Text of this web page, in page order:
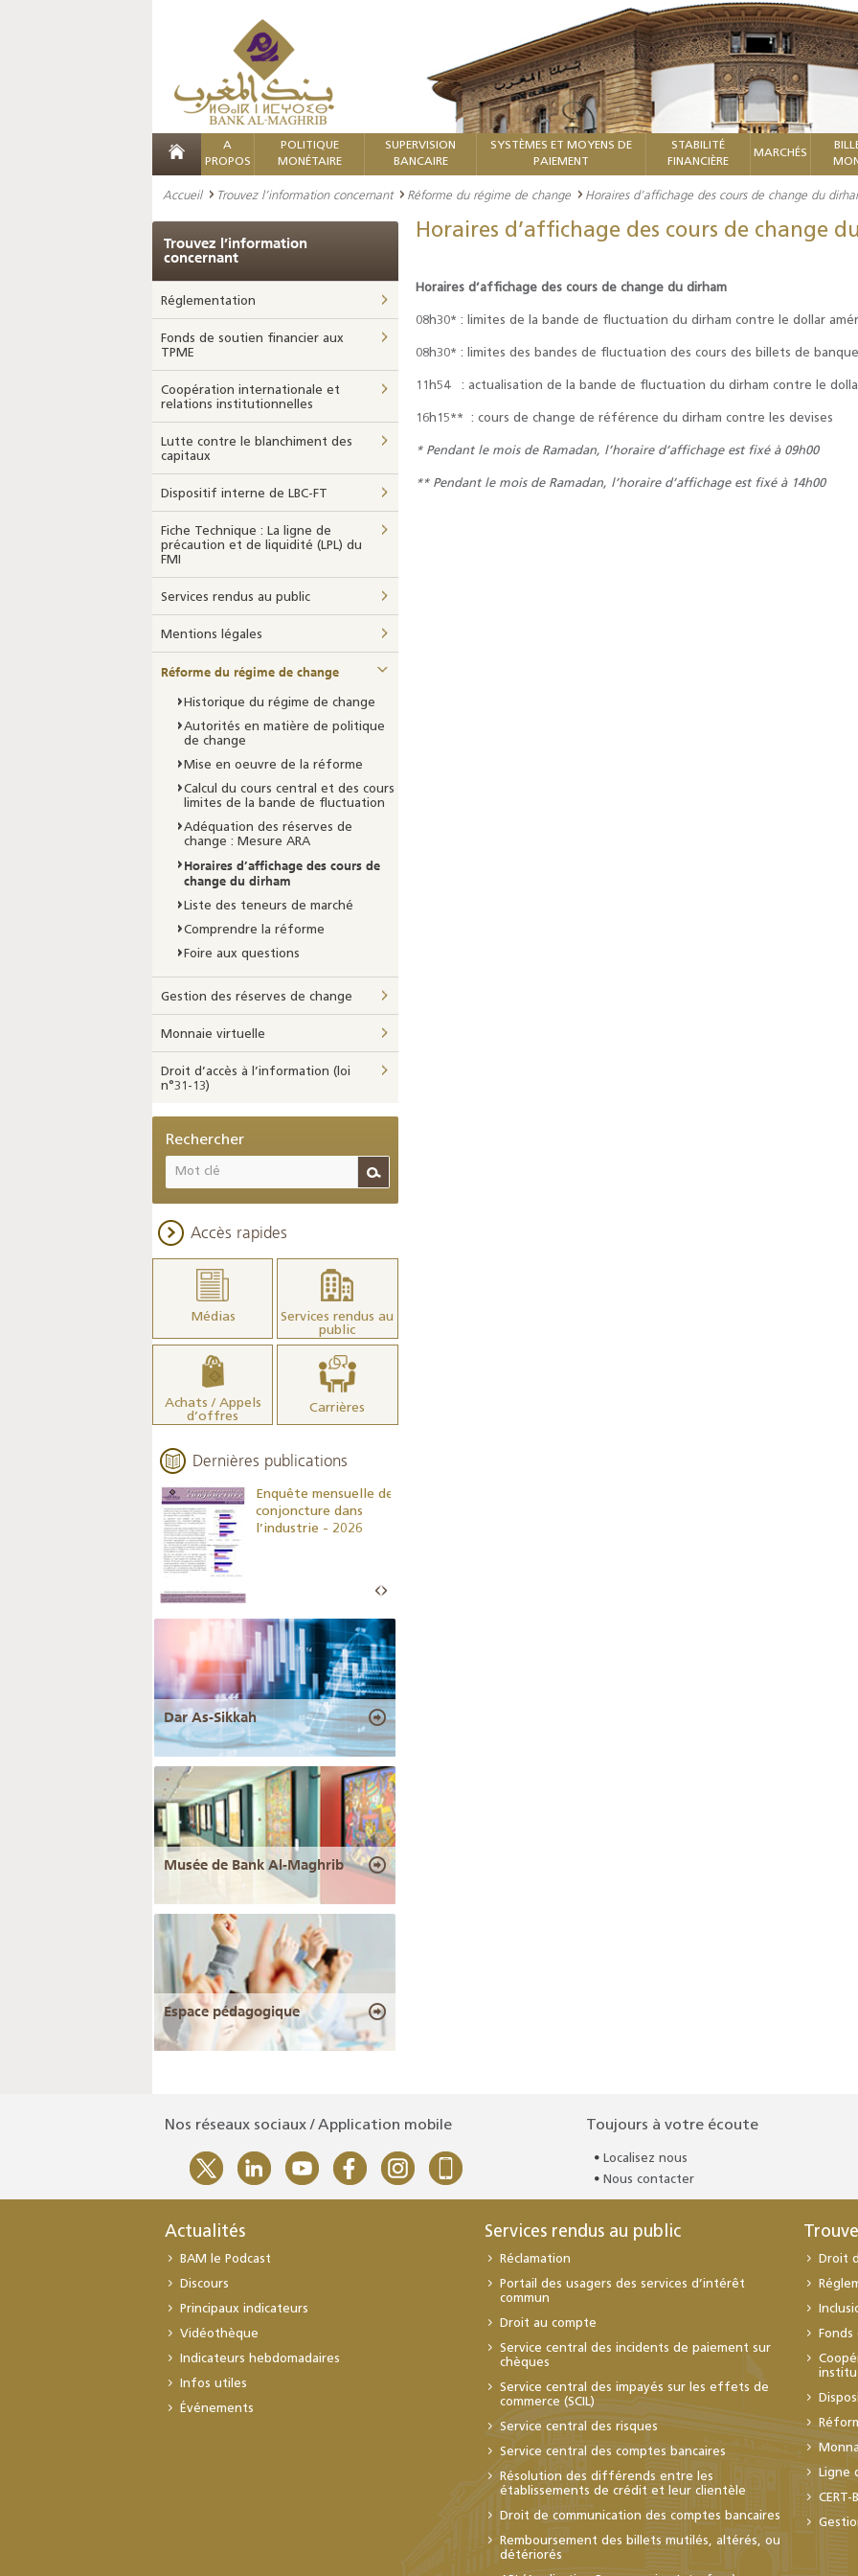
A
PROPOS
POLITIQUE
MONÉTAIRE
SUPERVISION
BANCAIRE
SYSTÈMES ET MOYENS DE
PAIEMENT
STABILITÉ
FINANCIÈRE
MARCHÉS
Accueil Trouvez l’information concernant Réforme du régime de change Horaires d’affichage des cours de change du
Horaires d’affichage des cours de change
Horaires d’affichage des cours de change du dirham
08h30* : limites de la bande de fluctuation du dirham contre le dollar
08h30* : limites des bandes de fluctuation des cours des billets de
11h54 : actualisation de la bande de fluctuation du dirham contre le
16h15** : cours de change de référence du dirham contre les devises
* Pendant le mois de Ramadan, l’horaire d’affichage est fixé à 09h00
** Pendant le mois de Ramadan, l’horaire d’affichage est fixé à 14h00
Trouvez l’information
concernant
Réglementation
Fonds de soutien financier aux
TPME
Coopération internationale et
relations institutionnelles
Lutte contre le blanchiment des
capitaux
Dispositif interne de LBC-FT
Fiche Technique : La ligne de
précaution et de liquidité (LPL) du
FMI
Services rendus au public
Mentions légales
Réforme du régime de change
Historique du régime de change
Autorités en matière de politique
de change
Mise en oeuvre de la réforme
Calcul du cours central et des cours
limites de la bande de fluctuation
Adéquation des réserves de
change : Mesure ARA
Horaires d’affichage des cours de
change du dirham
Liste des teneurs de marché
Comprendre la réforme
Foire aux questions
Gestion des réserves de change
Monnaie virtuelle
Droit d’accès à l’information (loi
n°31-13)
Rechercher
Accès rapides
Médias
Services rendus au
public
Achats / Appels
d’offres
Carrières
Dernières publications
Enquête mensuelle de
conjoncture dans
l’industrie - 2026
Dar As-Sikkah
Musée de Bank Al-Maghrib
Espace pédagogique
Nos réseaux sociaux / Application mobile Toujours à votre écoute
Localisez nous
Nous contacter
Actualités
BAM le Podcast
Discours
Principaux indicateurs
Vidéothèque
Indicateurs hebdomadaires
Infos utiles
Événements
Services rendus au public
Réclamation
Portail des usagers des services d’intérêt
commun
Droit au compte
Service central des incidents de paiement sur
chèques
Service central des impayés sur les effets de
commerce (SCIL)
Service central des risques
Service central des comptes bancaires
Résolution des différends entre les
établissements de crédit et leur clientèle
Droit de communication des comptes bancaires
Remboursement des billets mutilés, altérés, ou
détériorés
Droit
Ligne
CERT-